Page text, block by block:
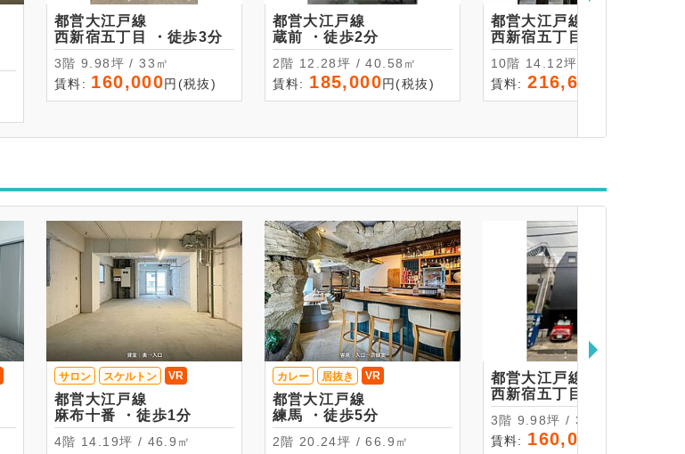
都営大江戸線
西新宿五丁目 ・徒歩3分
3階 9.98坪 / 33㎡
賃料: 160,000円(税抜)
都営大江戸線
蔵前 ・徒歩2分
2階 12.28坪 / 40.58㎡
賃料: 185,000円(税抜)
都営大江戸線
10階 14.12坪 / 46.67㎡
賃料:216,600
サロン スケルトン VR
都営大江戸線
麻布十番 ・徒歩1分
4階 14.19坪 / 46.9㎡
カレー 居抜き VR
都営大江戸線
練馬 ・徒歩5分
2階 20.24坪 / 66.9㎡
都営大江戸線
3階 9.98坪 / 33㎡
賃料: 160,000